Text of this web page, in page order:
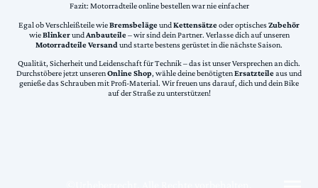
Fazit: Motorradteile online bestellen war nie einfacher
Egal ob Verschleißteile wieBremsbelägeundKettensätzeoder optischesZubehör
wieBlinkerundAnbauteile– wir sind dein Partner. Verlasse dich auf unseren
Motorradteile Versand und starte bestens gerüstet in die nächste Saison.
Qualität, Sicherheit und Leidenschaft für Technik – das ist unser Versprechen an dich.
Durchstöbere jetzt unserenOnline Shop, wähle deine benötigtenErsatzteileaus und
genieße das Schrauben mit Profi-Material. Wir freuen uns darauf, dich und dein Bike
auf der Straße zu unterstützen!